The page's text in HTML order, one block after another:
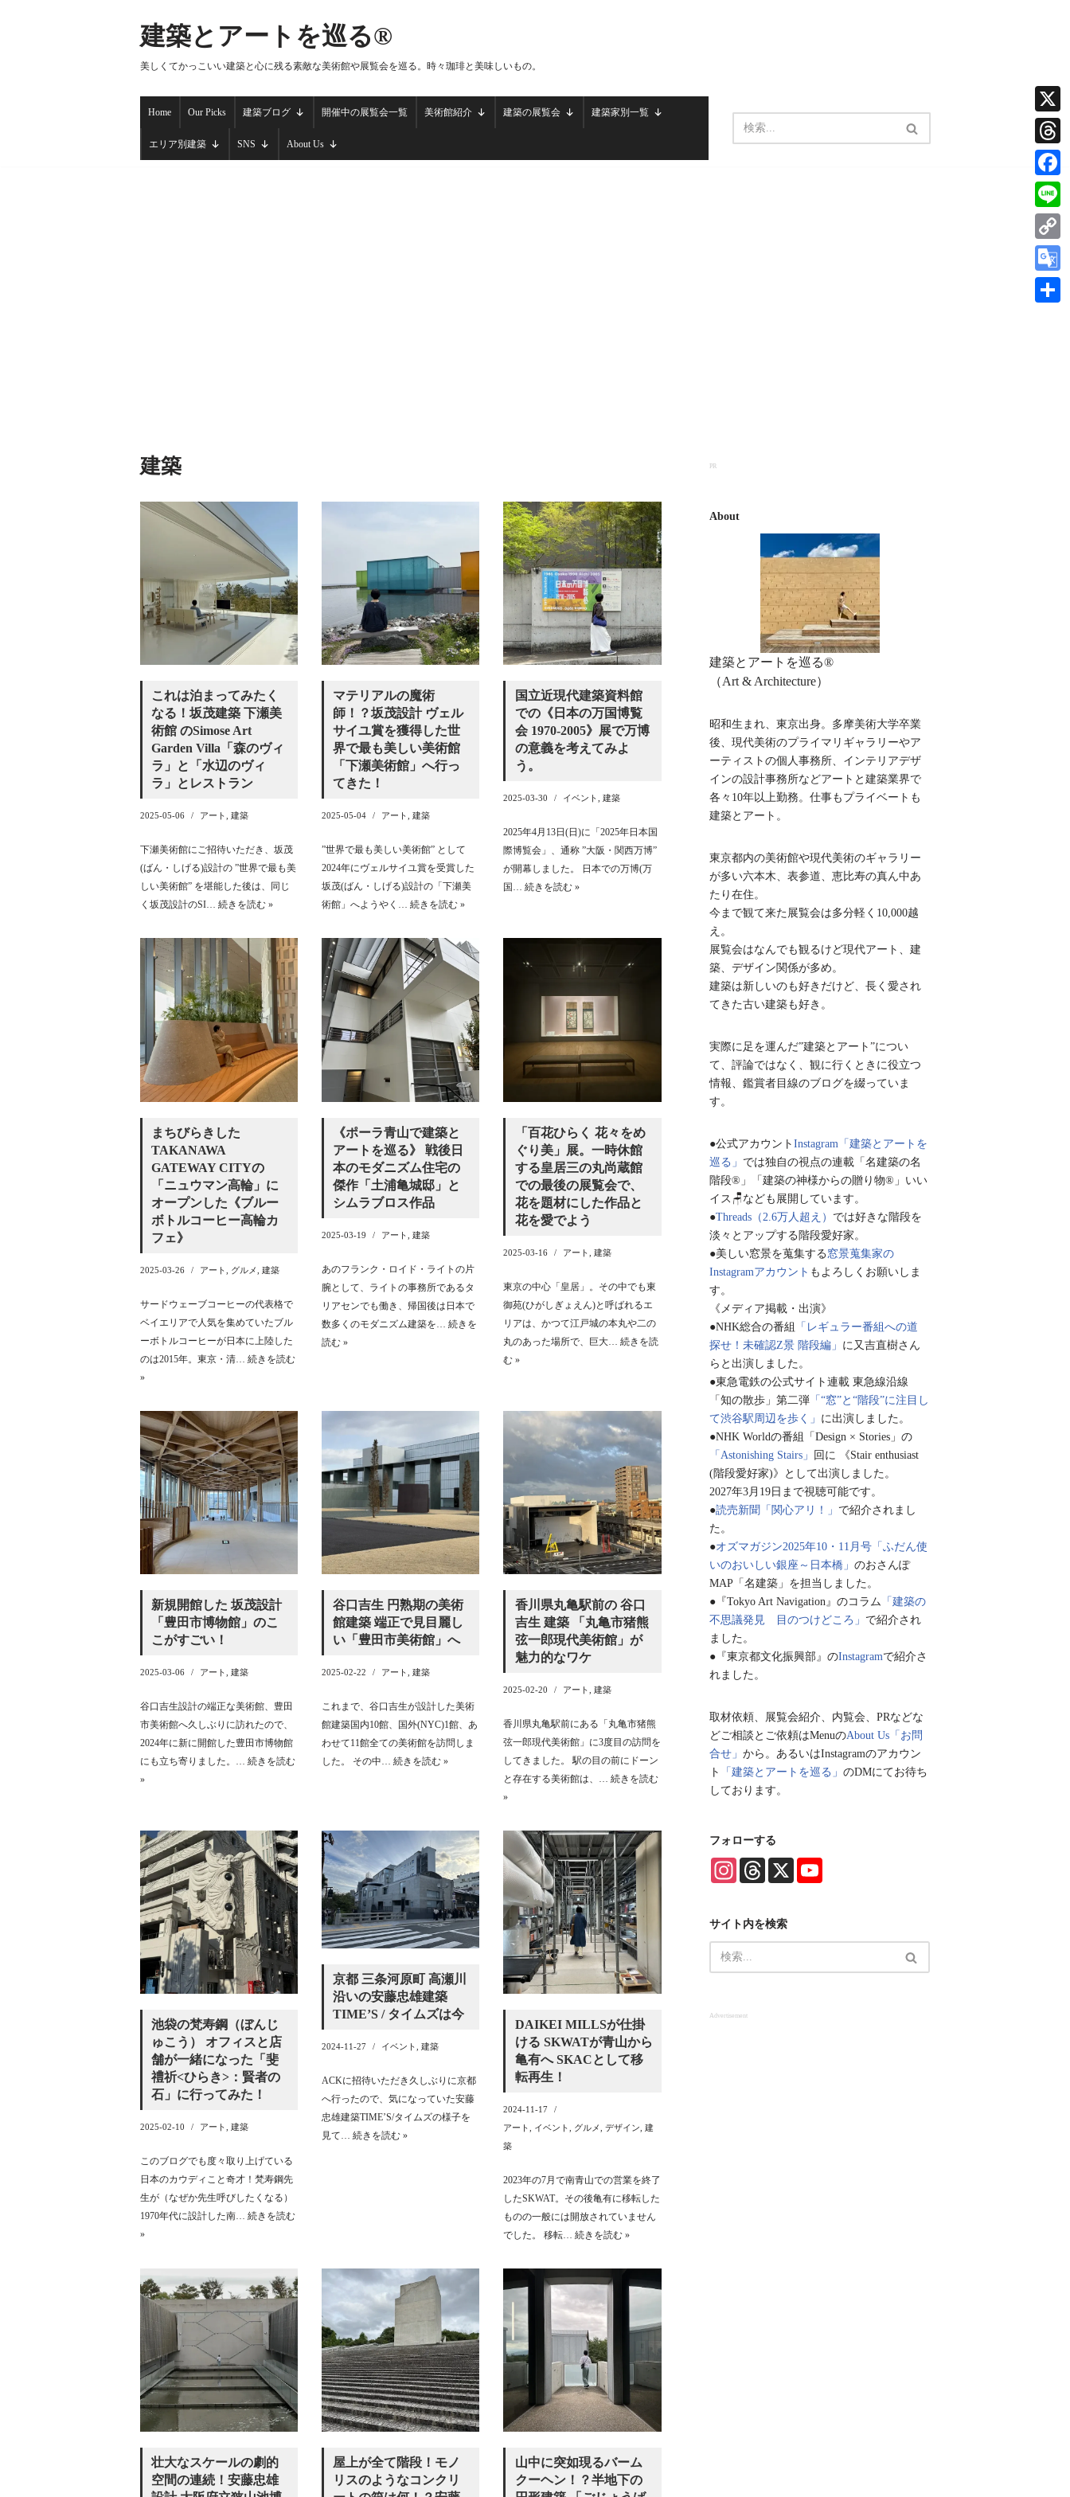
建築とアートを巡る®
美しくてかっこいい建築と心に残る素敵な美術館や展覧会を巡る。時々珈琲と美味しいもの。
Home Our Picks 建築ブログ 開催中の展覧会一覧 美術館紹介 建築の展覧会 建築家別一覧
エリア別建築 SNS About Us
建築
これは泊まってみたく
なる！坂茂建築 下瀬美
術館 のSimose Art
Garden Villa「森のヴィ
ラ」と「水辺のヴィ
ラ」とレストラン
2025-05-06 アート, 建築
下瀬美術館にご招待いただき、坂茂
(ばん・しげる)設計の ”世界で最も美
しい美術館” を堪能した後は、同じ
く坂茂設計のSI… 続きを読む »
マテリアルの魔術
師！？坂茂設計 ヴェル
サイユ賞を獲得した世
界で最も美しい美術館
「下瀬美術館」へ行っ
てきた！
2025-05-04 アート 建築
”世界で最も美しい美術館” として
2024年にヴェルサイユ賞を受賞した
坂茂(ばん・しげる)設計の「下瀬美
術館」へようやく… 続きを読む »
国立近現代建築資料館
での《日本の万国博覧
会 1970-2005》展で万博
の意義を考えてみよ
う。
2025-03-30 イベント ,建築
2025年4月13日(日)に「2025年日本国
際博覧会」、通称 ”大阪・関西万博”
が開幕しました。 日本での万博(万
国…続きを読む »
まちびらきした
TAKANAWA
GATEWAY CITYの
「ニュウマン高輪」に
オープンした《ブルー
ボトルコーヒー高輪カ
フェ》
2025-03-26 アート グルメ 建築
サードウェーブコーヒーの代表格で
ベイエリアで人気を集めていたブル
ーボトルコーヒーが日本に上陸した
のは2015年。東京・清… 続きを読む
»
《ポーラ青山で建築と
アートを巡る》 戦後日
本のモダニズム住宅の
傑作「土浦亀城邸」と
シムラブロス作品
2025-03-19 アート 建築
あのフランク・ロイド・ライトの片
腕として、ライトの事務所であるタ
リアセンでも働き、帰国後は日本で
数多くのモダニズム建築を… 続きを
読む »
「百花ひらく 花々をめ
ぐり美」展。一時休館
する皇居三の丸尚蔵館
での最後の展覧会で、
花を題材にした作品と
花を愛でよう
2025-03-16 アート ,建築
東京の中心「皇居」。その中でも東
御苑(ひがしぎょえん)と呼ばれるエ
リアは、かつて江戸城の本丸や二の
丸のあった場所で、巨大…続きを読
む »
新規開館した 坂茂設計
「豊田市博物館」のこ
こがすごい！
2025-03-06 アート 建築
谷口吉生設計の端正な美術館、豊田
市美術館へ久しぶりに訪れたので、
2024年に新に開館した豊田市博物館
にも立ち寄りました。… 続きを読む
»
谷口吉生 円熟期の美術
館建築 端正で見目麗し
い「豊田市美術館」へ
2025-02-22 アート 建築
これまで、谷口吉生が設計した美術
館建築国内10館、国外(NYC)1館、あ
わせて11館全ての美術館を訪問しま
した。 その中… 続きを読む »
香川県丸亀駅前の 谷口
吉生 建築 「丸亀市猪熊
弦一郎現代美術館」が
魅力的なワケ
2025-02-20 アート ,建築
香川県丸亀駅前にある「丸亀市猪熊
弦一郎現代美術館」に3度目の訪問を
してきました。 駅の目の前にドーン
と存在する美術館は、…続きを読む
»
池袋の梵寿鋼（ぼんじ
ゅこう） オフィスと店
舗が一緒になった「斐
禮祈<ひらき>：賢者の
石」に行ってみた！
2025-02-10 アート 建築
このブログでも度々取り上げている
日本のカウディこと奇才！梵寿鋼先
生が（なぜか先生呼びしたくなる）
1970年代に設計した南… 続きを読む
»
京都 三条河原町 高瀬川
沿いの安藤忠雄建築
TIME’S / タイムズは今
2024-11-27 イベント, 建築
ACKに招待いただき久しぶりに京都
へ行ったので、気になっていた安藤
忠雄建築TIME’S/タイムズの様子を
見て… 続きを読む »
DAIKEI MILLSが仕掛
ける SKWATが青山から
亀有へ SKACとして移
転再生！
2024-11-17
アート
イベント グルメ ,デザイン ,建
築
2023年の7月で南青山での営業を終了
したSKWAT。その後亀有に移転した
ものの一般には開放されていません
でした。 移転…続きを読む »
壮大なスケールの劇的
空間の連続！安藤忠雄
屋上が全て階段！モノ
リスのようなコンクリ
山中に突如現るバーム
クーヘン！？半地下の
PR
About
建築とアートを巡る®︎
（Art & Architecture）
昭和生まれ、東京出身。多摩美術大学卒業
後、現代美術のプライマリギャラリーやア
ーティストの個人事務所、インテリアデザ
インの設計事務所などアートと建築業界で
各々10年以上勤務。仕事もプライベートも
建築とアート。
東京都内の美術館や現代美術のギャラリー
が多い六本木、表参道、恵比寿の真ん中あ
たり在住。
今まで観て来た展覧会は多分軽く10,000越
え。
展覧会はなんでも観るけど現代アート、建
築、デザイン関係が多め。
建築は新しいのも好きだけど、長く愛され
てきた古い建築も好き。
実際に足を運んだ”建築とアート”につい
て、評論ではなく、観に行くときに役立つ
情報、鑑賞者目線のブログを綴っていま
す。
●公式アカウント Instagram「建築とアートを
巡る」 では独自の視点の連載「名建築の名
階段®︎」「建築の神様からの贈り物®︎」いい
イス🪑なども展開しています。
●Threads（2.6万人超え） では好きな階段を
淡々とアップする階段愛好家。
●美しい窓景を蒐集する 窓景蒐集家の
Instagramアカウント もよろしくお願いしま
す。
《メディア掲載・出演》
●NHK総合の番組
「レギュラー番組への道
探せ！未確認Z景 階段編」 に又吉直樹さん
らと出演しました。
●東急電鉄の公式サイト連載 東急線沿線
「知の散歩」第二弾「“窓”と“階段”に注目し
て渋谷駅周辺を歩く」 に出演しました。
●NHK Worldの番組「Design × Stories」の
「Astonishing Stairs」
回に 《Stair enthusiast
(階段愛好家)》として出演しました。
2027年3月19日まで視聴可能です。
●読売新聞「関心アリ！」 で紹介されまし
た。
●オズマガジン2025年10・11月号「ふだん使
いのおいしい銀座～日本橋」 のおさんぽ
MAP「名建築」を担当しました。
●『Tokyo Art Navigation』のコラム 「建築の
不思議発見 目のつけどころ」 で紹介され
ました。
●『東京都文化振興部』のInstagramで紹介さ
れました。
取材依頼、展覧会紹介、内覧会、PRなどな
どご相談とご依頼はMenuのAbout Us「お問
合せ」 から。あるいはInstagramのアカウン
ト
「建築とアートを巡る」 のDMにてお待ち
しております。
フォローする
I
g
r
a
m
T
d
s
X
Y
e
サイト内を検索
Advertisement
X
Threads
Line
Copy
Link
Google